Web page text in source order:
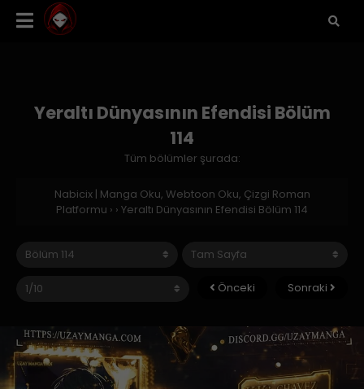
Yeraltı Dünyasının Efendisi Bölüm
114
Tüm bölümler şurada:
Nabicix | Manga Oku, Webtoon Oku, Çizgi Roman
Platformu › › Yeraltı Dünyasının Efendisi Bölüm 114
Önceki Sonraki